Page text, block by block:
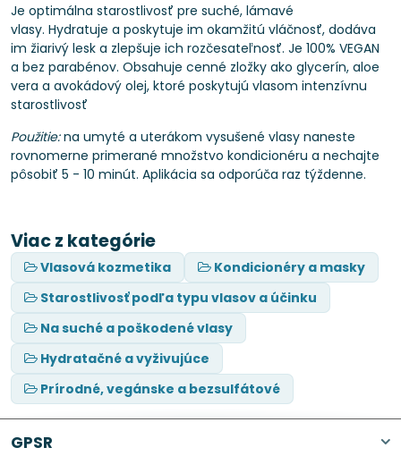
Je optimálna starostlivosť pre suché, lámavé
vlasy. Hydratuje a poskytuje im okamžitú vláčnosť, dodáva
im žiarivý lesk a zlepšuje ich rozčesateľnosť. Je 100% VEGAN
a bez parabénov. Obsahuje cenné zložky ako glycerín, aloe
vera a avokádový olej, ktoré poskytujú vlasom intenzívnu
starostlivosť
Použitie:na umyté a uterákom vysušené vlasy naneste
rovnomerne primerané množstvo kondicionéru a nechajte
pôsobiť 5 - 10 minút. Aplikácia sa odporúča raz týždenne.
Viac z kategórie
Vlasová kozmetika
Kondicionéry a masky
Starostlivosť podľa typu vlasov a účinku
Na suché a poškodené vlasy
Hydratačné a vyživujúce
Prírodné, vegánske a bezsulfátové
GPSR